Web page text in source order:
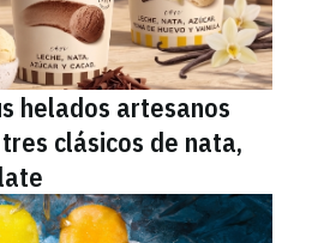
helados artesanos
clásicos de nata,